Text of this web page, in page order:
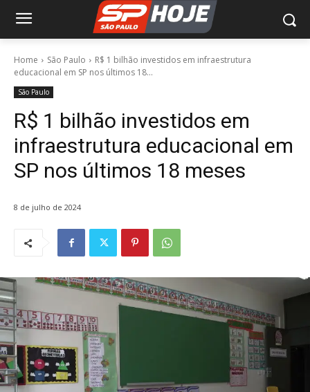
Home São Paulo
R$ 1 bilhão investidos em infraestrutura
educacional em SP nos últimos 18...
São Paulo
R$ 1 bilhão investidos em
infraestrutura educacional em
SP nos últimos 18 meses
8 de julho de 2024